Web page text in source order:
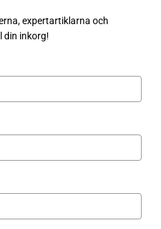
expertartiklarna och
din inkorg!